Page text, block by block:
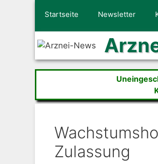
Startseite Newsletter
Zulassung